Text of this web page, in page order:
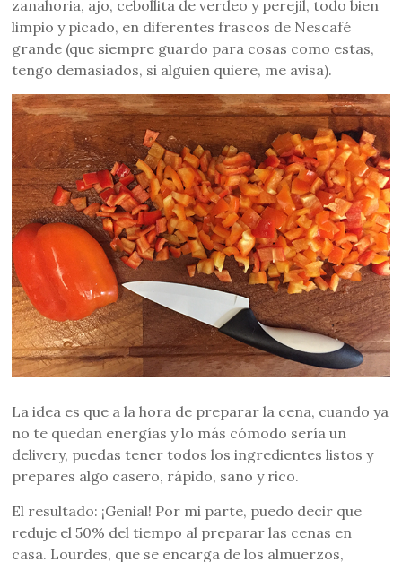
zanahoria, ajo, cebollita de verdeo y perejil, todo bien
limpio y picado, en diferentes frascos de Nescafé
grande (que siempre guardo para cosas como estas,
tengo demasiados, si alguien quiere, me avisa).
La idea es que a la hora de preparar la cena, cuando ya
no te quedan energías y lo más cómodo sería un
delivery, puedas tener todos los ingredientes listos y
prepares algo casero, rápido, sano y rico.
El resultado: ¡Genial! Por mi parte, puedo decir que
reduje el 50% del tiempo al preparar las cenas en
casa. Lourdes, que se encarga de los almuerzos,